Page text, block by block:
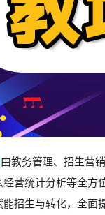
由教务管理、招生营
营统计分析等全
招生与转化，全面